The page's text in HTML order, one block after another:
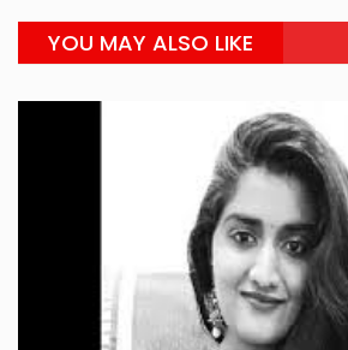
YOU MAY ALSO LIKE